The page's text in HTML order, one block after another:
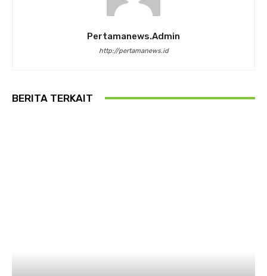
Pertamanews.admin
http://pertamanews.id
BERITA TERKAIT